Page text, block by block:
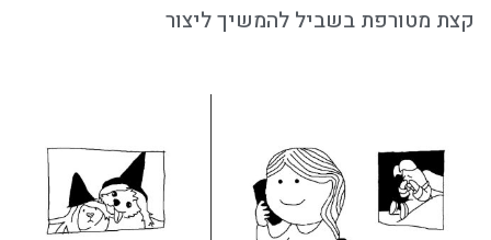
קצת מטורפת בשביל להמשיך ליצור